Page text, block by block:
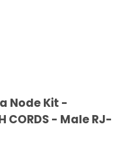
Node Kit -
CORDS - Male RJ-